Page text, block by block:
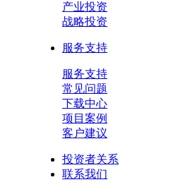
产业投资
战略投资
服务支持
服务支持
常见问题
下载中心
项目案例
客户建议
投资者关系
联系我们